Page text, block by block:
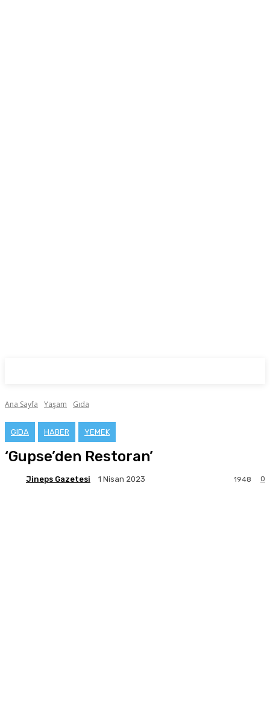
Ana Sayfa Yaşam Gıda
GIDA HABER YEMEK
‘Gupse’den Restoran’
Jineps Gazetesi 1 Nisan 2023 0
1948